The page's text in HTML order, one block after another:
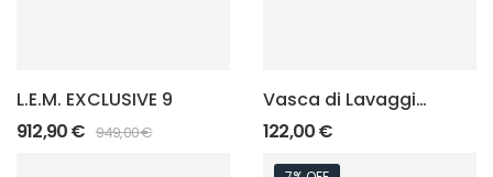
L.E.M. EXCLUSIVE 9
912,90€ 949,00€
Vasca di Lavaggio
in Policarbonato
per L.E.M.
122,00€